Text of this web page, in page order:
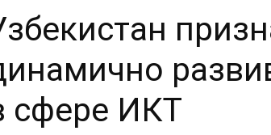
сфере ИКТ